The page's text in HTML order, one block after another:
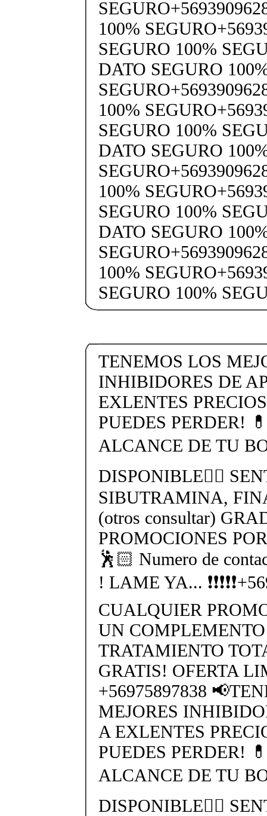
100%
SEGURO 100%
DATO SEGURO
100%
SEGURO 100%
DATO SEGURO
100%
SEGURO 100%
DATO SEGURO
100%
SEGURO 100%
TENEMOS LOS
INHIBIDORES DE
EXLENTES
PUEDES PERDER!
ALCANCE DE TU
DISPONIBLE👉🏻
SIBUTRAMINA,
(otros consultar)
PROMOCIONES
🕺🏻 Numero de
! LAME YA...
CUALQUIER
UN
TRATAMIENTO
GRATIS! OFERTA
+56975897838
MEJORES
A EXLENTES
PUEDES PERDER!
ALCANCE DE TU
DISPONIBLE👉🏻